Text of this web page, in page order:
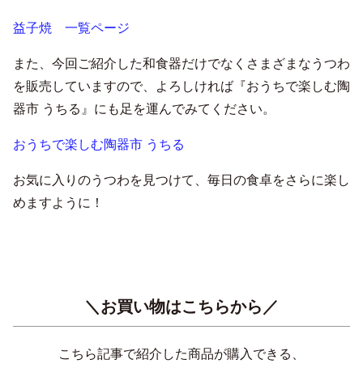
益子焼 一覧ページ
また、今回ご紹介した和食器だけでなくさまざまなうつわ
を販売していますので、よろしければ『おうちで楽しむ陶
器市 うちる』にも足を運んでみてください。
おうちで楽しむ陶器市 うちる
お気に入りのうつわを見つけて、毎日の食卓をさらに楽し
めますように！
＼お買い物はこちらから／
こちら記事で紹介した商品が購入できる、